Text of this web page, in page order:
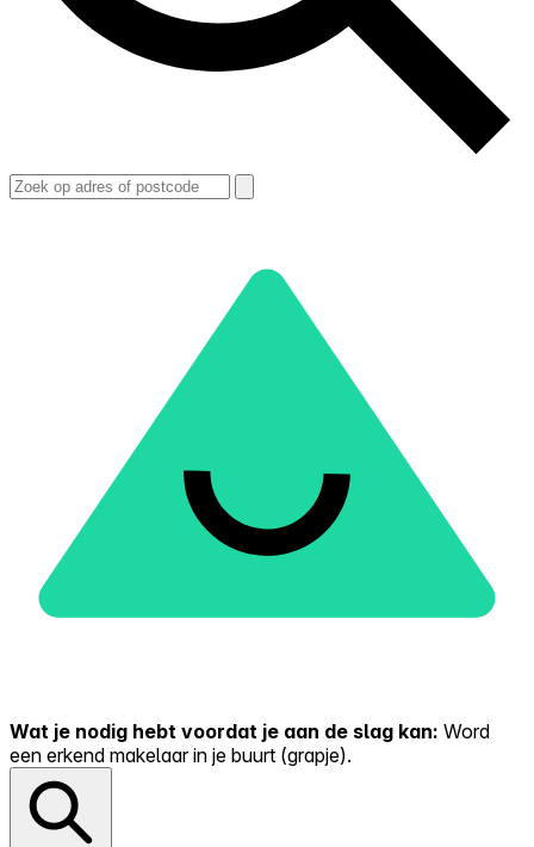
Wat je nodig hebt voordat je aan de slag kan: Word
een erkend makelaar in je buurt (grapje).